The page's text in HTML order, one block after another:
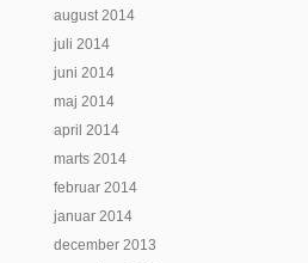
august 2014
juli 2014
juni 2014
maj 2014
april 2014
marts 2014
februar 2014
januar 2014
december 2013